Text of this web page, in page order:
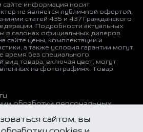
информация носит
не является публичной офертой,
статей 435 и 437 Гражданского
Подробности актуальных
в салонах официальных дилеров
сайте цены, комплектации и
а также условия гарантии могут
время без специального
товара, включая цвет, могут
на фотографиях. Товар
обработки персональных
персональных данных
сайтом, вы